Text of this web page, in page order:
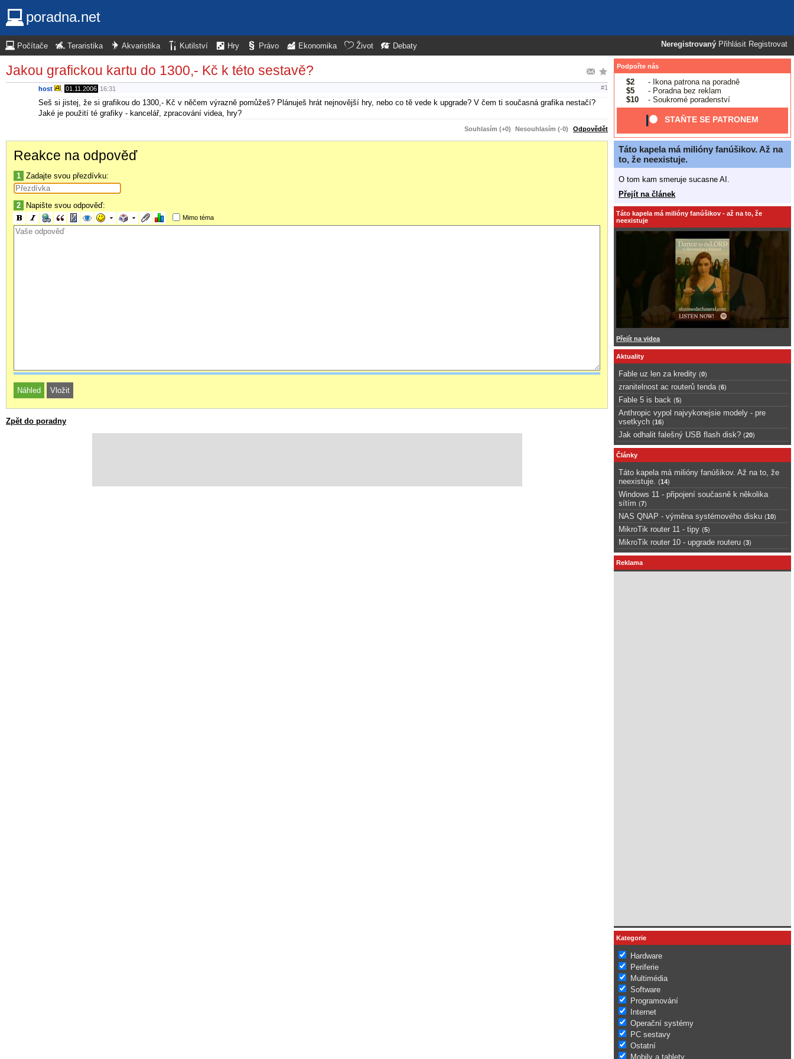
poradna.net
Neregistrovaný Přihlásit Registrovat
Počítače Teraristika Akvaristika Kutilství Hry Právo Ekonomika Život Debaty
Jakou grafickou kartu do 1300,- Kč k této sestavě?
host 01.11.2006 16:31 #1
Seš si jistej, že si grafikou do 1300,- Kč v něčem výrazně pomůžeš? Plánuješ hrát nejnovější hry, nebo co tě vede k upgrade? V čem ti současná grafika nestačí?
Jaké je použití té grafiky - kancelář, zpracování videa, hry?
Souhlasím (+0) Nesouhlasím (-0) Odpovědět
Reakce na odpověď
1 Zadajte svou přezdívku:
2 Napište svou odpověď:
Mimo téma
Zpět do poradny
Podpořte nás
$2
- Ikona patrona na poradně
$5
- Poradna bez reklam
$10
- Soukromé poradenství
STAŇTE SE PATRONEM
Táto kapela má milióny fanúšikov. Až na
to, že neexistuje.
O tom kam smeruje sucasne AI.
Přejít na článek
Táto kapela má milióny fanúšikov - až na to, že
neexistuje
Přejít na videa
Aktuality
Fable uz len za kredity (0)
zranitelnost ac routerů tenda (6)
Fable 5 is back (5)
Anthropic vypol najvykonejsie modely - pre
vsetkych (16)
Jak odhalit falešný USB flash disk? (20)
Články
Táto kapela má milióny fanúšikov. Až na to, že
neexistuje.
(14)
Windows 11 - připojení současně k několika
sítím (7)
NAS QNAP - výměna systémového disku (10)
MikroTik router 11 - tipy (5)
MikroTik router 10 - upgrade routeru (3)
Reklama
Kategorie
Hardware
Periferie
Multimédia
Software
Programování
Internet
Operační systémy
PC sestavy
Ostatní
Mobily a tablety